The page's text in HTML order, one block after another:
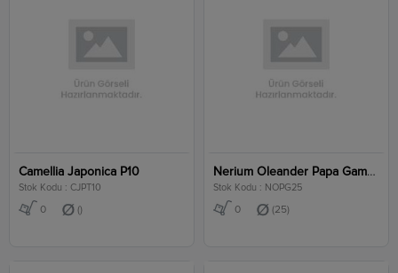
Camellia Japonica P10
Stok Kodu : CJPT10
0 ()
Nerium Oleander Papa Gambetta Clt 25
Stok Kodu : NOPG25
0 (25)